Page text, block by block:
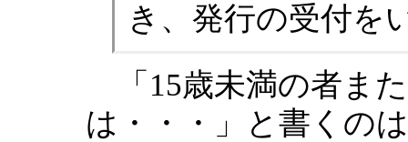
き、発行の受付を
「15歳未満の者ま
は・・・」と書くの